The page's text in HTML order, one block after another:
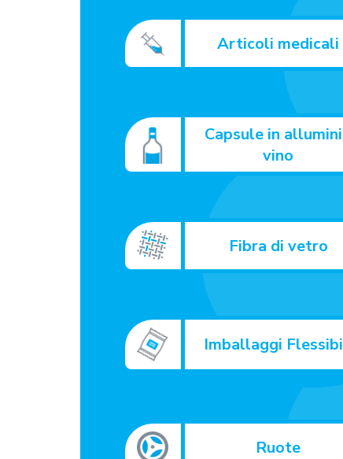
Articoli medicali
Capsule in
vino
Fibra di vetro
Imballaggi
Ruote